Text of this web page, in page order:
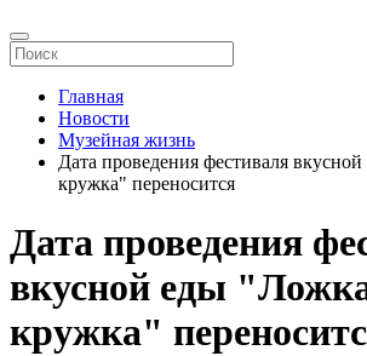
Главная
Новости
Музейная жизнь
Дата проведения фестиваля
кружка" переносится
Дата проведения
вкусной еды
кружка"